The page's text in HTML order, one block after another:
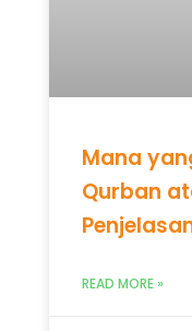
Mana
Qurban
READ MORE »